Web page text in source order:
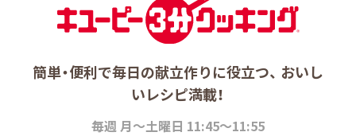
簡単・便利で毎日の献立作りに役立つ、 おいし
いレシピ満載！
毎週 月～土曜日 11:45～11:55